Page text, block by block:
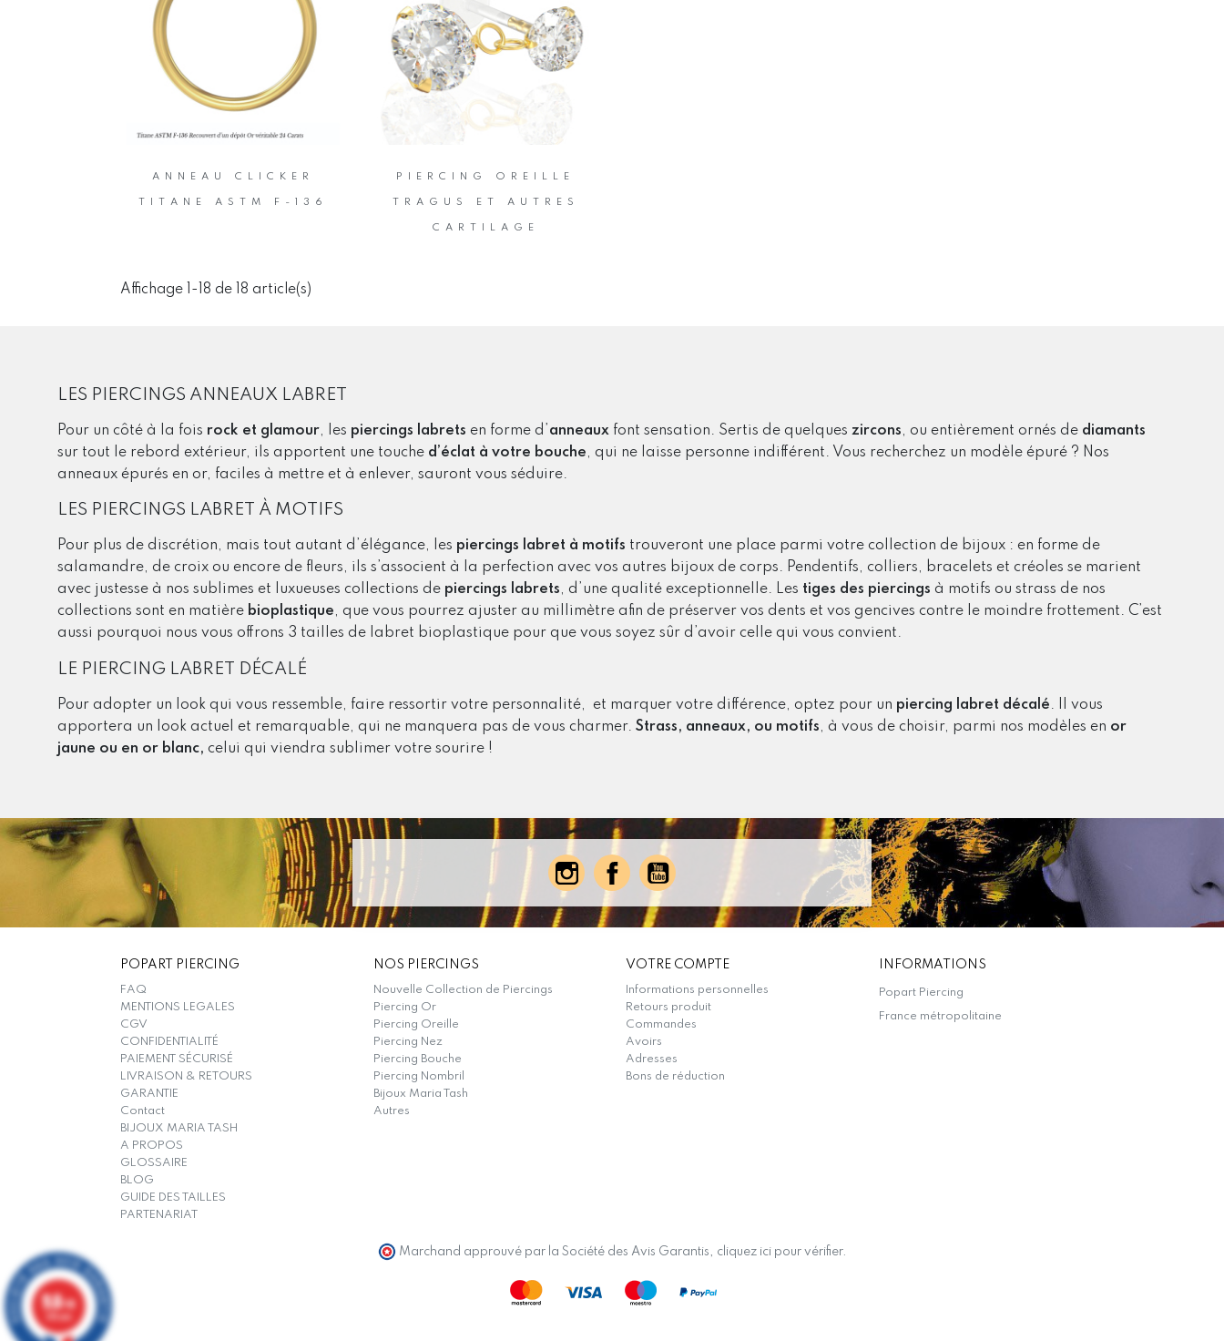
ANNEAU CLICKER
TITANE ASTM F-136
PIERCING OREILLE
TRAGUS ET AUTRES
CARTILAGE
Affichage 1-18 de 18 article(s)
LES PIERCINGS ANNEAUX LABRET
Pour un côté à la fois rock et glamour, les piercings labrets en forme d’ anneaux font sensation. Sertis de quelques zircons, ou entièrement ornés de diamants
sur tout le rebord extérieur, ils apportent une touche d’éclat à votre bouche, qui ne laisse personne indifférent. Vous recherchez un modèle épuré ? Nos
anneaux épurés en or, faciles à mettre et à enlever, sauront vous séduire.
LES PIERCINGS LABRET À MOTIFS
Pour plus de discrétion, mais tout autant d’élégance, les piercings labret à motifs trouveront une place parmi votre collection de bijoux : en forme de
salamandre, de croix ou encore de fleurs, ils s’associent à la perfection avec vos autres bijoux de corps. Pendentifs, colliers, bracelets et créoles se marient
avec justesse à nos sublimes et luxueuses collections de piercings labrets, d’une qualité exceptionnelle. Les tiges des piercings à motifs ou strass de nos
collections sont en matière bioplastique, que vous pourrez ajuster au millimètre afin de préserver vos dents et vos gencives contre le moindre frottement. C’est
aussi pourquoi nous vous offrons 3 tailles de labret bioplastique pour que vous soyez sûr d’avoir celle qui vous convient.
LE PIERCING LABRET DÉCALÉ
Pour adopter un look qui vous ressemble, faire ressortir votre personnalité, et marquer votre différence, optez pour un piercing labret décalé. Il vous
apportera un look actuel et remarquable, qui ne manquera pas de vous charmer. Strass, anneaux, ou motifs, à vous de choisir, parmi nos modèles en or
jaune ou en or blanc, celui qui viendra sublimer votre sourire !
POPART PIERCING
FAQ
MENTIONS LEGALES
CGV
CONFIDENTIALITÉ
PAIEMENT SÉCURISÉ
LIVRAISON & RETOURS
GARANTIE
Contact
BIJOUX MARIA TASH
A PROPOS
GLOSSAIRE
BLOG
GUIDE DES TAILLES
PARTENARIAT
NOS PIERCINGS
Nouvelle Collection de Piercings
Piercing Or
Piercing Oreille
Piercing Nez
Piercing Bouche
Piercing Nombril
Bijoux Maria Tash
Autres
VOTRE COMPTE
Informations personnelles
Retours produit
Commandes
Avoirs
Adresses
Bons de réduction
INFORMATIONS
Popart Piercing
France métropolitaine
Marchand approuvé par la Société des Avis Garantis, cliquez ici pour vérifier.
9.8/10
319 avis